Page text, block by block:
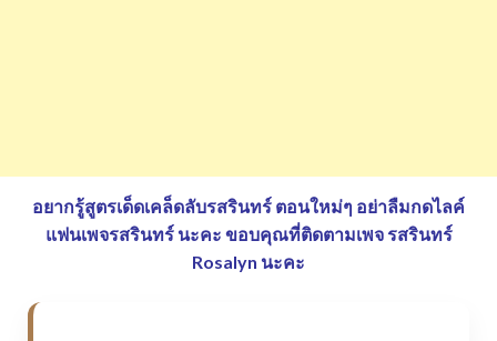
อยากรู้สูตรเด็ดเคล็ดลับรสรินทร์ ตอนใหม่ๆ อย่าลืมกดไลค์
แฟนเพจรสรินทร์ นะคะ ขอบคุณที่ติดตามเพจ รสรินทร์
Rosalyn นะคะ